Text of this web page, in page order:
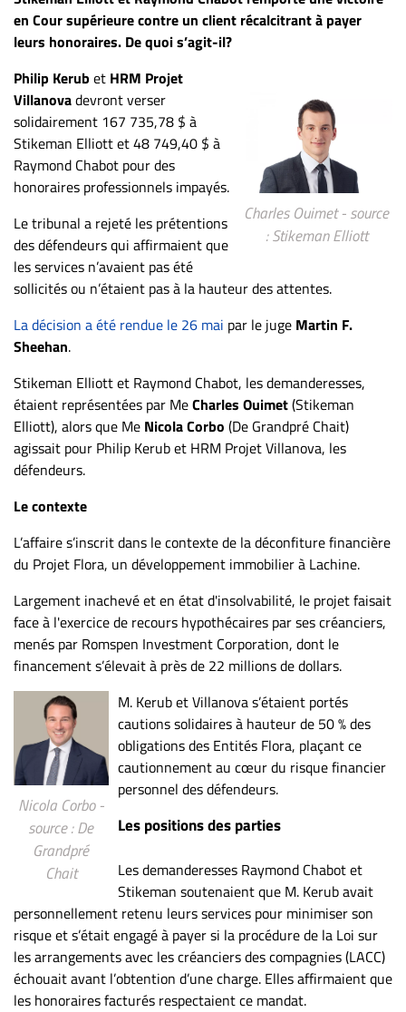
JURISTES
Offres
Formation
Continue
Métiers
Scoop?
ET
ENTREPRISES
Espace
Page
entreprises
Publier
un
emploi
Publicité
recrutements
TROUVEZ-
NOUS
Nous
joindre
À
propos
Infolettre
S’abonner
FAQ
Politique de
confidentialité
en Cour supérieure contre un client récalcitrant à payer
leurs honoraires. De quoi s’agit-il?
Charles Ouimet - source
: Stikeman Elliott
Philip Kerub et HRM Projet
Villanovadevront verser
solidairement 167 735,78 $ à
Stikeman Elliott et 48 749,40 $ à
Raymond Chabot pour des
honoraires professionnels impayés.
Le tribunal a rejeté les prétentions
des défendeurs qui affirmaient que
les services n’avaient pas été
sollicités ou n’étaient pas à la hauteur des attentes.
La décision a été rendue le 26 mai par le juge Martin F.
Sheehan.
Stikeman Elliott et Raymond Chabot, les demanderesses,
étaient représentées par MeCharles Ouimet(Stikeman
Elliott), alors que Me Nicola Corbo (De Grandpré Chait)
agissait pour Philip Kerub et HRM Projet Villanova, les
défendeurs.
Le contexte
L’affaire s’inscrit dans le contexte de la déconfiture financière
du Projet Flora, un développement immobilier à Lachine.
Largement inachevé et en état d'insolvabilité, le projet faisait
face à l'exercice de recours hypothécaires par ses créanciers,
menés par Romspen Investment Corporation, dont le
financement s’élevait à près de 22 millions de dollars.
Nicola Corbo -
source : De
Grandpré
Chait
M. Kerub et Villanova s’étaient portés
cautions solidaires à hauteur de 50 % des
obligations des Entités Flora, plaçant ce
cautionnement au cœur du risque financier
personnel des défendeurs.
Les positions des parties
Les demanderesses Raymond Chabot et
Stikeman soutenaient que M. Kerub avait
personnellement retenu leurs services pour minimiser son
risque et s’était engagé à payer si la procédure de la Loi sur
les arrangements avec les créanciers des compagnies (LACC)
échouait avant l’obtention d’une charge. Elles affirmaient que
les honoraires facturés respectaient ce mandat.